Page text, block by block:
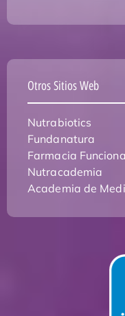
Otros Sitios Web
Nutrabiotics
Fundanatura
Farmacia
Nutracademia
Academia de